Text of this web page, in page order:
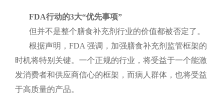
FDA行动的3大“优先事项”
但并不是整个膳食补充剂行业的价值都被否定了。
根据声明，FDA 强调，加强膳食补充剂监管框架的
时机将特别关键。一个正规的行业，将受益于一个能激
发消费者和供应商信心的框架，而病人群体，也将受益
于高质量的产品。